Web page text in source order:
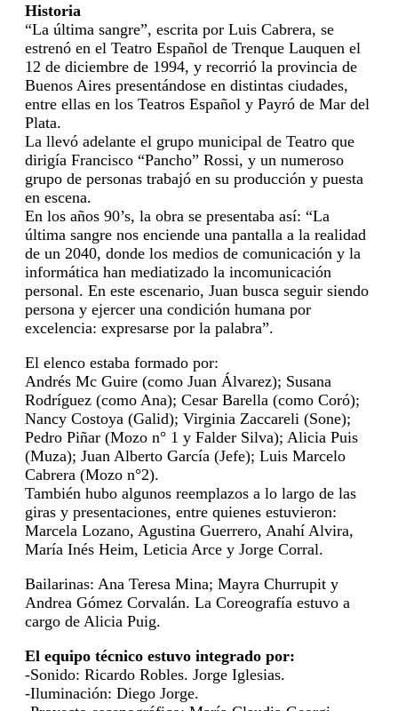
Historia
“La última sangre”, escrita por Luis Cabrera, se
estrenó en el Teatro Español de Trenque Lauquen el
12 de diciembre de 1994, y recorrió la provincia de
Buenos Aires presentándose en distintas ciudades,
entre ellas en los Teatros Español y Payró de Mar del
Plata.
La llevó adelante el grupo municipal de Teatro que
dirigía Francisco “Pancho” Rossi, y un numeroso
grupo de personas trabajó en su producción y puesta
en escena.
En los años 90’s, la obra se presentaba así: “La
última sangre nos enciende una pantalla a la realidad
de un 2040, donde los medios de comunicación y la
informática han mediatizado la incomunicación
personal. En este escenario, Juan busca seguir siendo
persona y ejercer una condición humana por
excelencia: expresarse por la palabra”.
El elenco estaba formado por:
Andrés Mc Guire (como Juan Álvarez); Susana
Rodríguez (como Ana); Cesar Barella (como Coró);
Nancy Costoya (Galid); Virginia Zaccareli (Sone);
Pedro Piñar (Mozo n° 1 y Falder Silva); Alicia Puis
(Muza); Juan Alberto García (Jefe); Luis Marcelo
Cabrera (Mozo n°2).
También hubo algunos reemplazos a lo largo de las
giras y presentaciones, entre quienes estuvieron:
Marcela Lozano, Agustina Guerrero, Anahí Alvira,
María Inés Heim, Leticia Arce y Jorge Corral.
Bailarinas: Ana Teresa Mina; Mayra Churrupit y
Andrea Gómez Corvalán. La Coreografía estuvo a
cargo de Alicia Puig.
El equipo técnico estuvo integrado por:
-Sonido: Ricardo Robles. Jorge Iglesias.
-Iluminación: Diego Jorge.